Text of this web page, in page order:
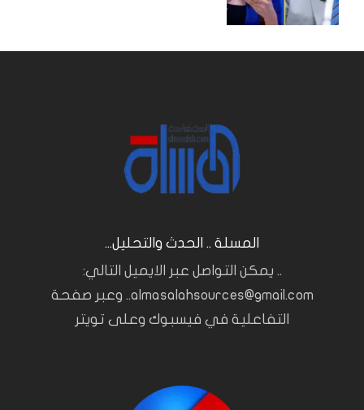
المسلة .. الحدث والتحليل...
.. يمكن التواصل عبر الايميل التالي:
almasalahsources@gmail.com.. وعبر صفحة
التفاعلية في فيسبوك وعلى تويتر